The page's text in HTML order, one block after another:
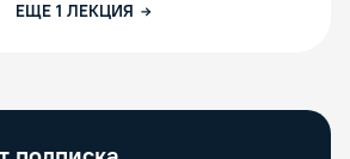
ЕЩЕ 1 ЛЕКЦИЯ